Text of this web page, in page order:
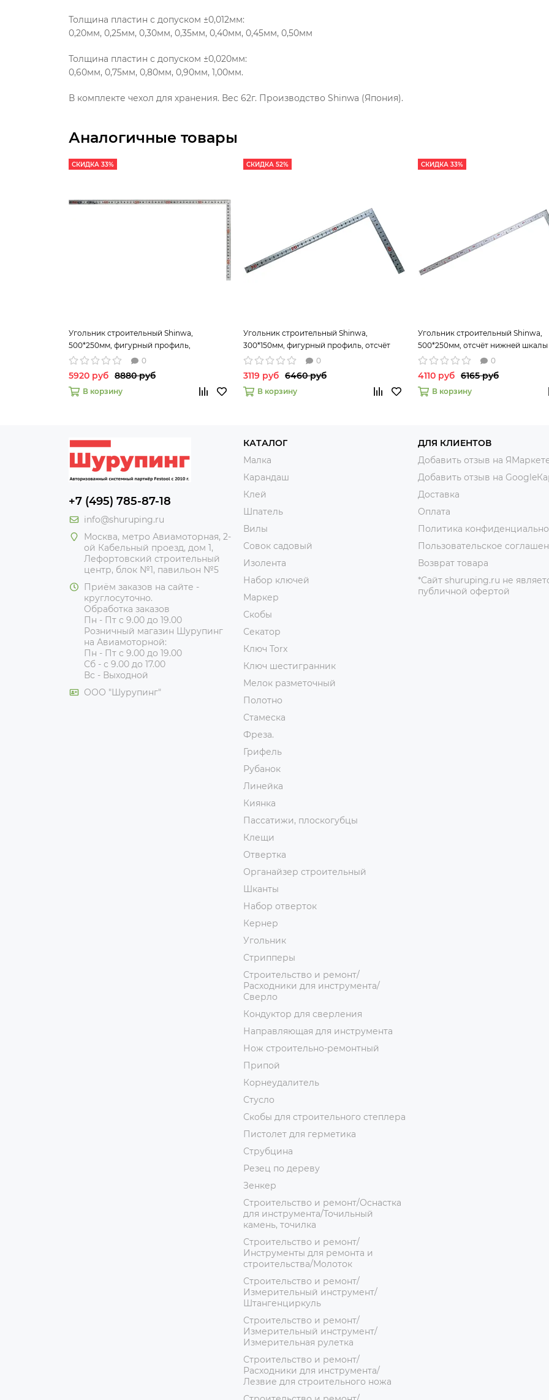
Толщина пластин с допуском ±0,012мм:
0,20мм, 0,25мм, 0,30мм, 0,35мм, 0,40мм, 0,45мм, 0,50мм
Толщина пластин с допуском ±0,020мм:
0,60мм, 0,75мм, 0,80мм, 0,90мм, 1,00мм.
В комплекте чехол для хранения. Вес 62г. Производство Shinwa (Япония).
Аналогичные товары
СКИДКА 33%
Угольник строительный Shinwa,
500*250мм, фигурный профиль,
0
5920 руб 8880 руб
В корзину
СКИДКА 52%
Угольник строительный Shinwa,
300*150мм, фигурный профиль, отсчёт
нижней шкалы - от наружнего угла
0
3119 руб 6460 руб
В корзину
СКИДКА 33%
Угольник строительный Shinwa,
500*250мм, отсчёт нижней шкалы
внутреннему углу 0
4110 руб 6165 руб
В корзину
+7 (495) 785-87-18
info@shuruping.ru
Москва, метро Авиамоторная, 2-
ой Кабельный проезд, дом 1,
Лефортовский строительный
центр, блок №1, павильон №5
Приём заказов на сайте -
круглосуточно.
Обработка заказов
Пн - Пт с 9.00 до 19.00
Розничный магазин Шурупинг
на Авиамоторной:
Пн - Пт с 9.00 до 19.00
Сб - с 9.00 до 17.00
Вс - Выходной
ООО "Шурупинг"
КАТАЛОГ
Малка
Карандаш
Клей
Шпатель
Вилы
Совок садовый
Изолента
Набор ключей
Маркер
Скобы
Секатор
Ключ Torx
Ключ шестигранник
Мелок разметочный
Полотно
Стамеска
Фреза.
Грифель
Рубанок
Линейка
Киянка
Пассатижи, плоскогубцы
Клещи
Отвертка
Органайзер строительный
Шканты
Набор отверток
Кернер
Угольник
Стрипперы
Строительство и ремонт/
Расходники для инструмента/
Сверло
Кондуктор для сверления
Направляющая для инструмента
Нож строительно-ремонтный
Припой
Корнеудалитель
Стусло
Скобы для строительного степлера
Пистолет для герметика
Струбцина
Резец по дереву
Зенкер
Строительство и ремонт/Оснастка
для инструмента/Точильный
камень, точилка
Строительство и ремонт/
Инструменты для ремонта и
строительства/Молоток
Строительство и ремонт/
Измерительный инструмент/
Штангенциркуль
Строительство и ремонт/
Измерительный инструмент/
Измерительная рулетка
Строительство и ремонт/
Расходники для инструмента/
Лезвие для строительного ножа
ДЛЯ КЛИЕНТОВ
Добавить отзыв на
Добавить отзыв на
Доставка
Оплата
Политика
Пользовательское
Возврат товара
*Сайт shuruping.ru не
публичной офертой